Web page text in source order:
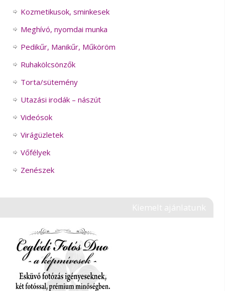
Kozmetikusok, sminkesek
Meghívó, nyomdai munka
Pedikűr, Manikűr, Műköröm
Ruhakölcsönzők
Torta/sütemény
Utazási irodák – nászút
Videósok
Virágüzletek
Vőfélyek
Zenészek
Kiemelt ajánlatunk